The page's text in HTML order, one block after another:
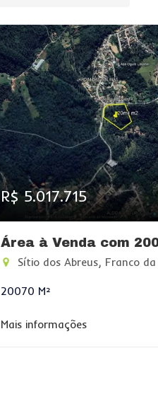
R$ 5.017.715
Área à Venda com
Sítio dos Abreus, Franco da
20070 M²
Mais informações